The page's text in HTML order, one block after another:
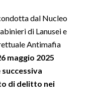
dal Nucleo
di Lanusei e
Antimafia
maggio 2025
di delitto nei